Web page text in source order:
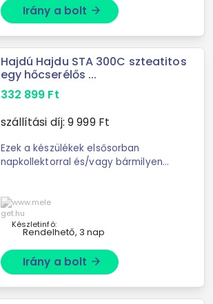
Irány a bolt arrow_forward
Hajdú Hajdu STA 300C szteatitos
egy hőcserélős ...
332 899 Ft
szállítási díj: 9 999Ft
Ezek a készülékek elsősorban
napkollektorral és/vagy bármilyen
középmagasságban ...
Készletinfó:
Rendelhető, 3 nap
Irány a bolt arrow_forward